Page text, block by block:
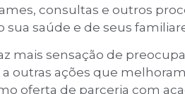
consultas e outros
sua saúde e de seus
mais sensação de
outras ações que
oferta de parceria com